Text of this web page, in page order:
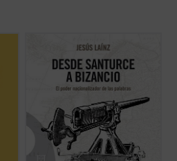
Un siglo después de que Sabino Arana
inventase los términos Bizkaia, Gipuzkoa y
Araba, ya han alcanzado la oficialidad.
Pero la ingeniería palabrera sólo es una
parte de la más amplia utilización de las
lenguas como instrumentos de la ...(ver